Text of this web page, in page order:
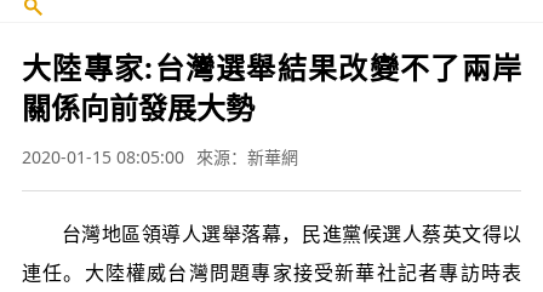
大陸專家:台灣選舉結果改變不了兩岸
關係向前發展大勢
2020-01-15 08:05:00 來源：新華網
台灣地區領導人選舉落幕，民進黨候選人蔡英文得以
連任。大陸權威台灣問題專家接受新華社記者專訪時表